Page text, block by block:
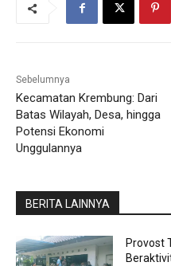
Sebelumnya
Kecamatan Krembung: Dari
Batas Wilayah, Desa, hingga
Potensi Ekonomi
Unggulannya
BERITA LAINNYA
Provost